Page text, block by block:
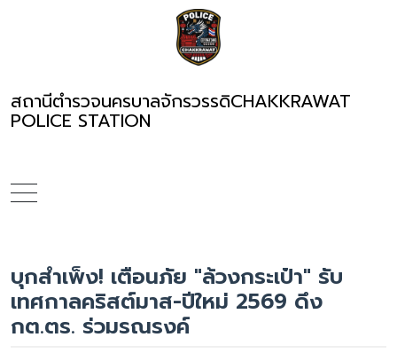
สถานีตำรวจนครบาลจักรวรรดิCHAKKRAWAT
POLICE STATION
บุกสำเพ็ง! เตือนภัย "ล้วงกระเป๋า" รับ
เทศกาลคริสต์มาส-ปีใหม่ 2569 ดึง
กต.ตร. ร่วมรณรงค์